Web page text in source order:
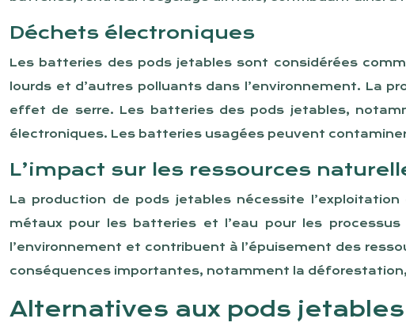
Déchets électroniques
Les batteries des pods jetables sont considérées
lourds et d’autres polluants dans l’environnement. La
effet de serre. Les batteries des pods jetables,
électroniques. Les batteries usagées peuvent
L’impact sur les ressources
La production de pods jetables nécessite
métaux pour les batteries et l’eau pour les
l’environnement et contribuent à l’épuisement des
conséquences importantes, notamment la
Alternatives aux pods